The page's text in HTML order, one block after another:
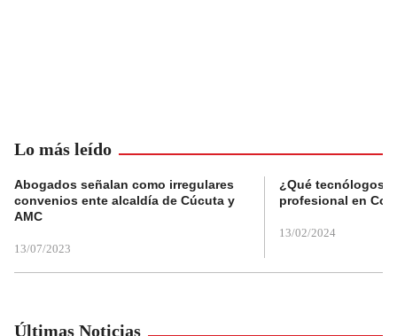
Lo más leído
Abogados señalan como irregulares
convenios ente alcaldía de Cúcuta y
AMC
13/07/2023
¿Qué tecnólogos
profesional en
13/02/2024
Últimas Noticias